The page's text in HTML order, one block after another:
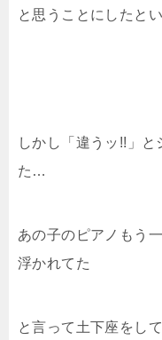
と思うことにしたとい
しかし「違うッ!!」
た…
あの子のピアノもう
浮かれてた
と言って土下座をして